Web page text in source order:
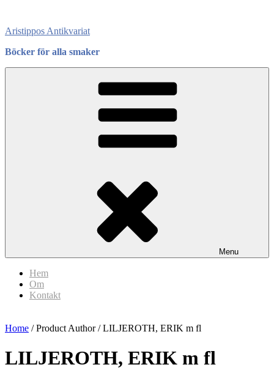
content
Aristippos Antikvariat
Böcker för alla smaker
Menu
Hem
Om
Kontakt
Home / Product Author / LILJEROTH, ERIK m fl
LILJEROTH, ERIK m fl